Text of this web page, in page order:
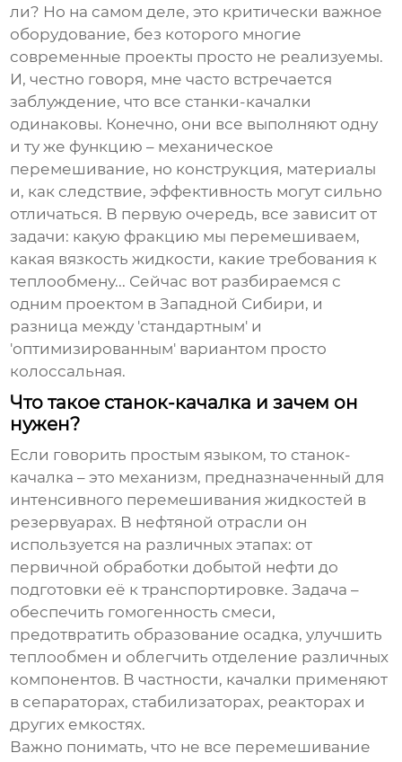
ли? Но на самом деле, это критически важное
оборудование, без которого многие
современные проекты просто не реализуемы.
И, честно говоря, мне часто встречается
заблуждение, что все станки-качалки
одинаковы. Конечно, они все выполняют одну
и ту же функцию – механическое
перемешивание, но конструкция, материалы
и, как следствие, эффективность могут сильно
отличаться. В первую очередь, все зависит от
задачи: какую фракцию мы перемешиваем,
какая вязкость жидкости, какие требования к
теплообмену... Сейчас вот разбираемся с
одним проектом в Западной Сибири, и
разница между 'стандартным' и
'оптимизированным' вариантом просто
колоссальная.
Что такое станок-качалка и зачем он
нужен?
Если говорить простым языком, то станок-
качалка – это механизм, предназначенный для
интенсивного перемешивания жидкостей в
резервуарах. В нефтяной отрасли он
используется на различных этапах: от
первичной обработки добытой нефти до
подготовки её к транспортировке. Задача –
обеспечить гомогенность смеси,
предотвратить образование осадка, улучшить
теплообмен и облегчить отделение различных
компонентов. В частности, качалки применяют
в сепараторах, стабилизаторах, реакторах и
других емкостях.
Важно понимать, что не все перемешивание